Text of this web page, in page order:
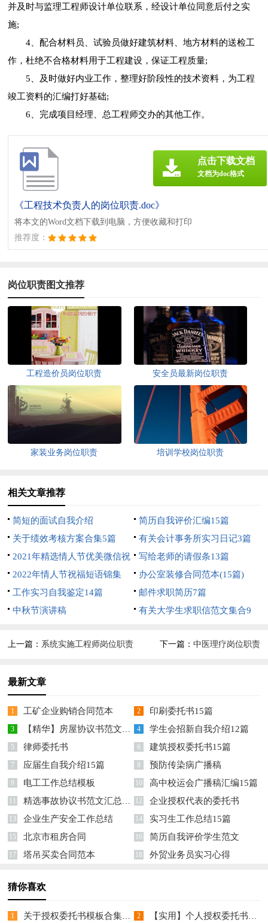
并及时与监理工程师设计单位联系，经设计单位同意后付之实
施;
4、配合材料员、试验员做好建筑材料、地方材料的送检工
作，杜绝不合格材料用于工程建设，保证工程质量;
5、及时做好内业工作，整理好阶段性的技术资料，为工程
竣工资料的汇编打好基础;
6、完成项目经理、总工程师交办的其他工作。
《工程技术负责人的岗位职责.doc》
将本文的Word文档下载到电脑，方便收藏和打印
推荐度：
点击下载文档
文档为doc格式
岗位职责图文推荐
工程造价员岗位职责 安全员最新岗位职责
家装业务岗位职责 培训学校岗位职责
相关文章推荐
简短的面试自我介绍
简历自我评价汇编15篇
关于绩效考核方案合集5篇
有关会计事务所实习日记3篇
2021年精选情人节优美微信祝
福语摘录49条
写给老师的请假条13篇
2022年情人节祝福短语锦集
100条
办公室装修合同范本(15篇)
工作实习自我鉴定14篇
邮件求职简历7篇
中秋节演讲稿
有关大学生求职信范文集合9
上一篇： 系统实施工程师岗位职责 下一篇： 中医理疗岗位职责
最新文章
1 工矿企业购销合同范本 2 印刷委托书15篇
3 【精华】房屋协议书范文合集10篇 4 学生会招新自我介绍12篇
5 律师委托书 6 建筑授权委托书15篇
7 应届生自我介绍15篇 8 预防传染病广播稿
9 电工工作总结模板 10 高中校运会广播稿汇编15篇
11 精选事故协议书范文汇总8篇 12 企业授权代表的委托书
13 企业生产安全工作总结 14 实习生工作总结15篇
15 北京市租房合同 16 简历自我评价学生范文
17 塔吊买卖合同范本 18 外贸业务员实习心得
猜你喜欢
1 关于授权委托书模板合集8篇 2 【实用】个人授权委托书范文锦集七篇